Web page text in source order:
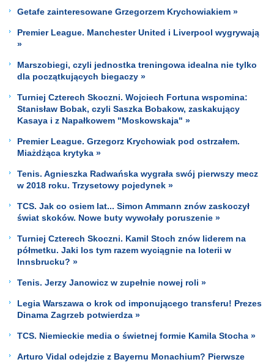
Getafe zainteresowane Grzegorzem Krychowiakiem »
Premier League. Manchester United i Liverpool wygrywają
»
Marszobiegi, czyli jednostka treningowa idealna nie tylko
dla początkujących biegaczy »
Turniej Czterech Skoczni. Wojciech Fortuna wspomina:
Stanisław Bobak, czyli Saszka Bobakow, zaskakujący
Kasaya i z Napałkowem "Moskowskaja" »
Premier League. Grzegorz Krychowiak pod ostrzałem.
Miażdżąca krytyka »
Tenis. Agnieszka Radwańska wygrała swój pierwszy mecz
w 2018 roku. Trzysetowy pojedynek »
TCS. Jak co osiem lat... Simon Ammann znów zaskoczył
świat skoków. Nowe buty wywołały poruszenie »
Turniej Czterech Skoczni. Kamil Stoch znów liderem na
półmetku. Jaki los tym razem wyciągnie na loterii w
Innsbrucku? »
Tenis. Jerzy Janowicz w zupełnie nowej roli »
Legia Warszawa o krok od imponującego transferu! Prezes
Dinama Zagrzeb potwierdza »
TCS. Niemieckie media o świetnej formie Kamila Stocha »
Arturo Vidal odejdzie z Bayernu Monachium? Pierwsze